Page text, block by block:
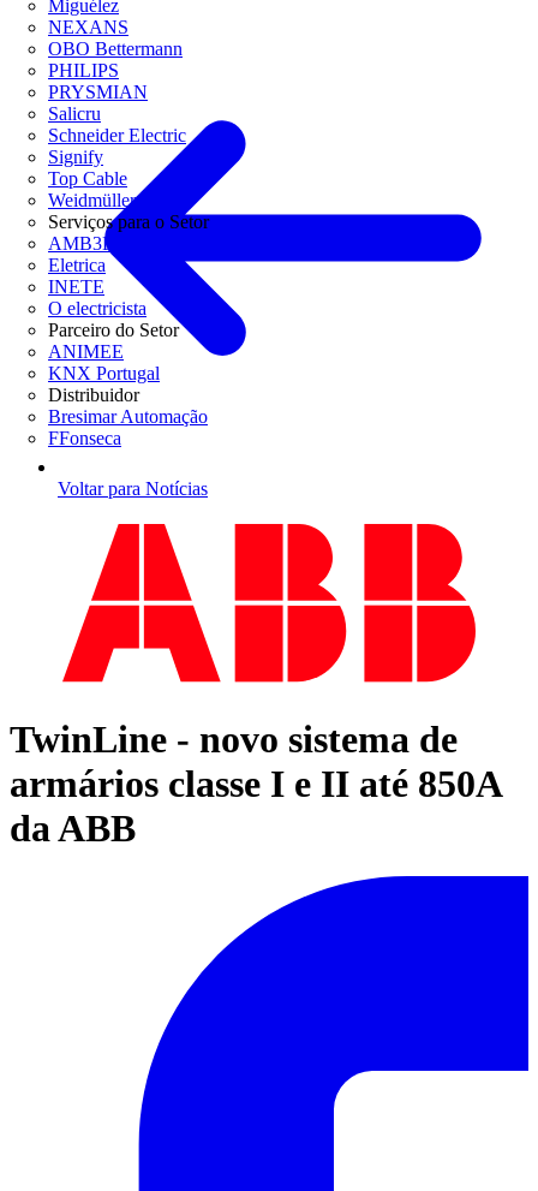
Miguélez
NEXANS
OBO Bettermann
PHILIPS
PRYSMIAN
Salicru
Schneider Electric
Signify
Top Cable
Weidmüller
Serviços para o Setor
AMB3E
Eletrica
INETE
O electricista
Parceiro do Setor
ANIMEE
KNX Portugal
Distribuidor
Bresimar Automação
FFonseca
Voltar para Notícias
TwinLine - novo sistema de
armários classe I e II até 850A
da ABB